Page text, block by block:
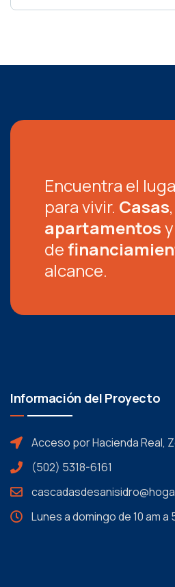
Encuentra el
para vivir. Casas,
apartamentos
de
alcance.
Información del Proyecto
Acceso por Hacienda Real,
(502) 5318-6161
Lunes a domingo de 10 am a